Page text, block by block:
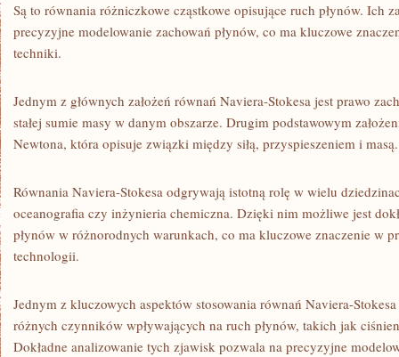
Są to równania różniczkowe cząstkowe⁢ opisujące ruch płynów. Ich
precyzyjne modelowanie zachowań płynów, co ma kluczowe
techniki.
Jednym z głównych założeń równań‍ Naviera-Stokesa jest prawo
stałej sumie masy w danym obszarze. Drugim​ podstawowym
Newtona, która opisuje ⁢związki między siłą, przyspieszeniem i masą.
Równania Naviera-Stokesa odgrywają istotną rolę w wielu‍
oceanografia czy inżynieria chemiczna. Dzięki ⁣nim możliwe⁤ jest
płynów w różnorodnych warunkach, co‌ ma kluczowe znaczenie w⁢
technologii.
Jednym z kluczowych aspektów stosowania równań⁤ Naviera-
różnych czynników wpływających na ruch płynów, takich ​jak
Dokładne analizowanie tych zjawisk pozwala na precyzyjne⁣